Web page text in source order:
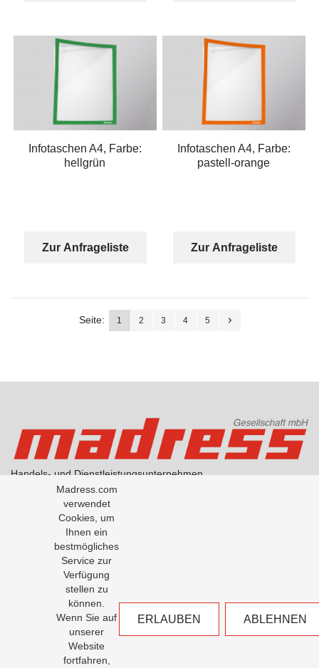
Infotaschen A4, Farbe:
hellgrün
Zur Anfrageliste
Infotaschen A4, Farbe:
pastell-orange
Zur Anfrageliste
Seite: 1 2 3 4 5
Handels- und Dienstleistungsunternehmen
AGB Handel
AGB Übersetzungen
Datenschutzerklärung
Über Madress
Office: +43-1-5334791-0
Fax: +43-1-5334791-50
Madress GesmbH
Milchgasse 1 / Tuchlauben 8
office@madress.com
Madress.com
verwendet
Cookies, um
Ihnen ein
bestmögliches
Service zur
Verfügung
stellen zu
können.
Wenn Sie auf
unserer
Website
fortfahren,
ERLAUBEN ABLEHNEN